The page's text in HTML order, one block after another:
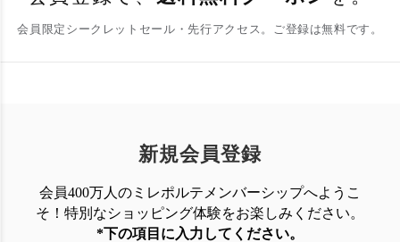
会員限定シークレットセール・先行アクセス。ご登録は無料です。
新規会員登録
会員400万人のミレポルテメンバーシップへようこ
そ！特別なショッピング体験をお楽しみください。
*下の項目に入力してください。